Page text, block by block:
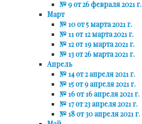
№ 9 от 26 февраля 2021 г.
Март
№ 10 от 5 марта 2021 г.
№ 11 от 12 марта 2021 г.
№ 12 от 19 марта 2021 г.
№ 13 от 26 марта 2021 г.
Апрель
№ 14 от 2 апреля 2021 г.
№ 15 от 9 апреля 2021 г.
№ 16 от 16 апреля 2021 г.
№ 17 от 23 апреля 2021 г.
№ 18 от 30 апреля 2021 г.